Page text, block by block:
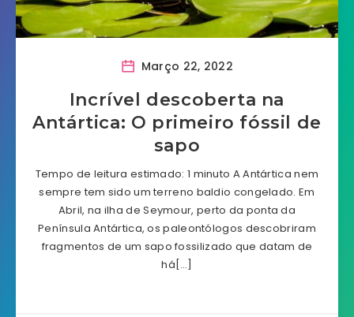
Março 22, 2022
Incrível descoberta na
Antártica: O primeiro fóssil de
sapo
Tempo de leitura estimado: 1 minuto A Antártica nem
sempre tem sido um terreno baldio congelado. Em
Abril, na ilha de Seymour, perto da ponta da
Península Antártica, os paleontólogos descobriram
fragmentos de um sapo fossilizado que datam de
há[…]